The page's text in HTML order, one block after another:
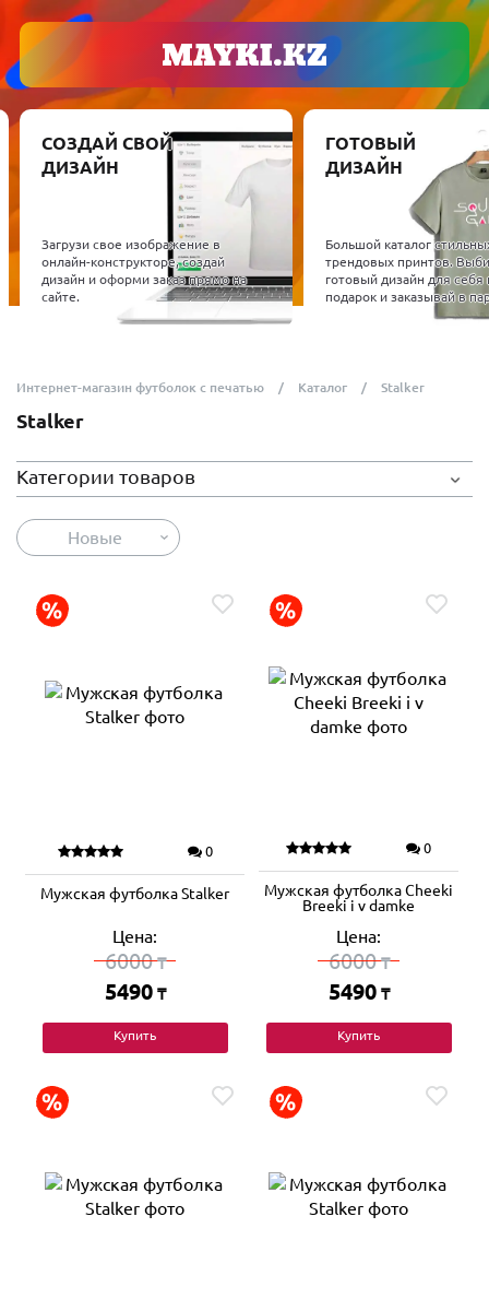
СОЗДАЙ СВОЙ
ДИЗАЙН
Загрузи свое изображение в
онлайн-конструкторе, создай
дизайн и оформи заказ прямо на
сайте.
ГОТОВЫЙ
ДИЗАЙН
Большой каталог
трендовых принтов.
готовый дизайн для себя
подарок и заказывай в
Интернет-магазин футболок с печатью Каталог Stalker
Stalker
Категории товаров
Новые
0
Мужская футболка Stalker
Цена:
6000₸
5490 ₸
Купить
0
Мужская футболка Cheeki
Breeki i v damke
Цена:
6000₸
5490 ₸
Купить